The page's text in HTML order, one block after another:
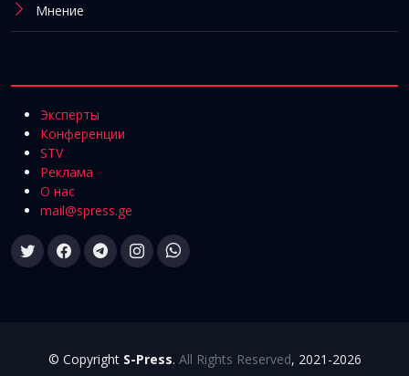
Мнение
Эксперты
Конференции
STV
Реклама
О нас
mail@spress.ge
© Copyright S-Press. All Rights Reserved, 2021-2026